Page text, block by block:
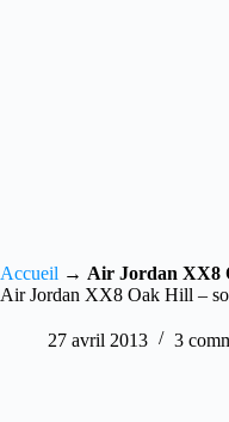
Accueil → Air Jordan XX8
Air Jordan XX8 Oak Hill –
27 avril 2013 3